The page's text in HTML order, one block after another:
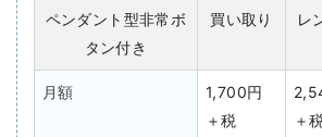
ペンダント型非常ボ
タン付き
買い取り レ
月額
1,700円
＋税
＋